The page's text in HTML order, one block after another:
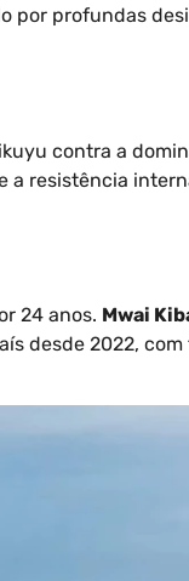
por profundas
contra a
a resistência
24 anos. Mwai
desde 2022,